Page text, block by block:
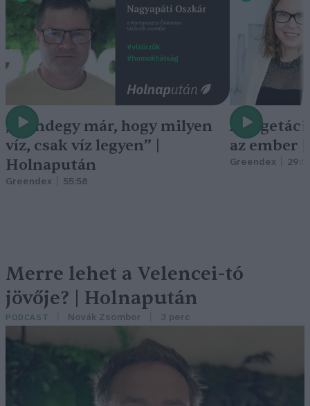
„Mindegy már, hogy milyen
víz, csak víz legyen” |
Holnapután
Greendex 55:58
A
az ember
Greendex
Merre lehet a Velencei-tó
jövője? | Holnapután
PODCAST Novák Zsombor 3 perc